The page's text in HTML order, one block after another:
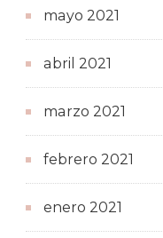
mayo 2021
abril 2021
marzo 2021
febrero 2021
enero 2021